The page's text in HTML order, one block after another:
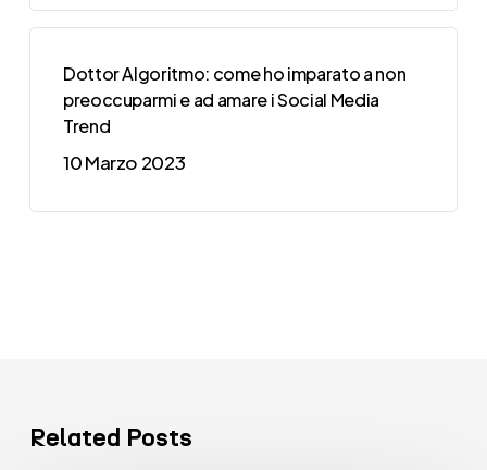
Dottor Algoritmo: come ho imparato a non
preoccuparmi e ad amare i Social Media
Trend
10 Marzo 2023
Related Posts